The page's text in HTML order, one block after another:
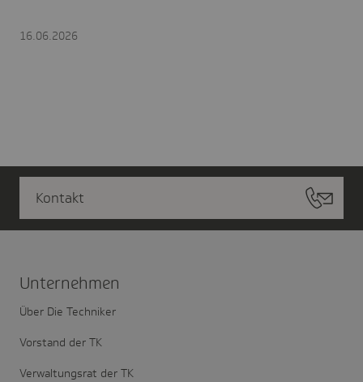
16.06.2026
Kontakt
Unter­nehmen
Über Die Techniker
Vorstand der TK
Verwaltungsrat der TK